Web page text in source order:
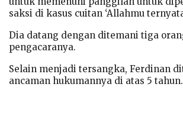
saksi di kasus cuitan ‘Allahmu
Dia datang dengan ditemani tiga
pengacaranya.
Selain menjadi tersangka, Ferdinan
ancaman hukumannya di atas 5 tahun.